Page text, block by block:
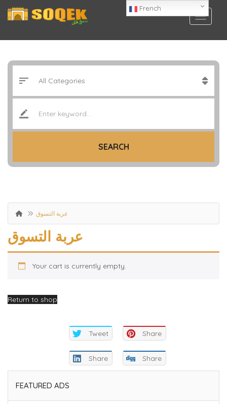
SEARCH
عربة التسوق
عربة التسوق
Your cart is currently empty.
Return to shop
Tweet Share
Share Share
FEATURED ADS
French